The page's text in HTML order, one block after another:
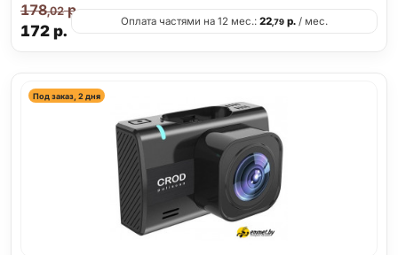
172р.
178,02р.
Оплата частями на 12 мес.: 22,79р./ мес.
Под заказ, 2 дня